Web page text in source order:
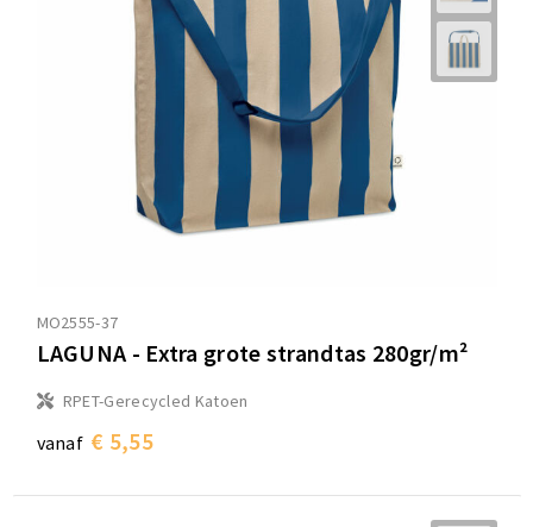
MO2555-37
LAGUNA - Extra grote strandtas 280gr/m²
RPET-Gerecycled Katoen
vanaf € 5,55